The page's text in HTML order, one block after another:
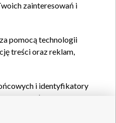
zainteresowań i
pomocą technologii
treści oraz reklam,
i identyfikatory
pozostałych
spersonalizowanych